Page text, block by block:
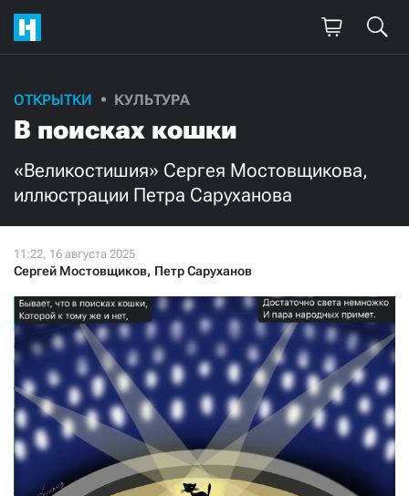
ОТКРЫТКИ КУЛЬТУРА
В поисках кошки
«Великостишия» Сергея Мостовщикова,
иллюстрации Петра Саруханова
Сергей Мостовщиков, Петр Саруханов